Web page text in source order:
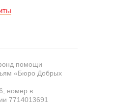
помощи
«Бюро Добрых
номер в
7714013691